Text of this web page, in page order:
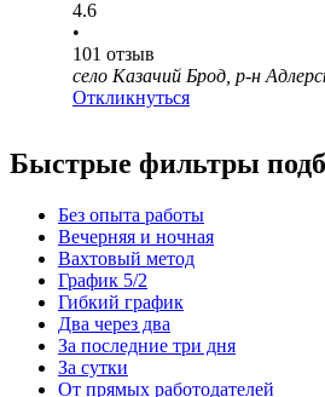
4.6
•
101 отзыв
село Казачий Брод, р-н
Откликнуться
Быстрые фильтры
Без опыта работы
Вечерняя и ночная
Вахтовый метод
График 5/2
Гибкий график
Два через два
За последние три дня
За сутки
От прямых работодателей